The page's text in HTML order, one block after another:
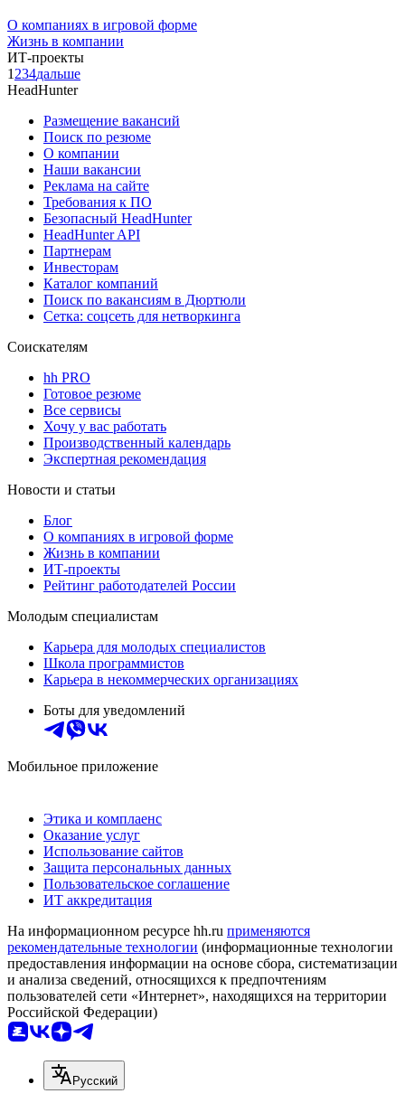
О компаниях в игровой форме
Жизнь в компании
ИТ-проекты
1 234дальше
HeadHunter
Размещение вакансий
Поиск по резюме
О компании
Наши вакансии
Реклама на сайте
Требования к ПО
Безопасный HeadHunter
HeadHunter API
Партнерам
Инвесторам
Каталог компаний
Поиск по вакансиям в Дюртюли
Сетка: соцсеть для нетворкинга
Соискателям
hh PRO
Готовое резюме
Все сервисы
Хочу у вас работать
Производственный календарь
Экспертная рекомендация
Новости и статьи
Блог
О компаниях в игровой форме
Жизнь в компании
ИТ-проекты
Рейтинг работодателей России
Молодым специалистам
Карьера для молодых специалистов
Школа программистов
Карьера в некоммерческих организациях
Боты для уведомлений
Мобильное приложение
Этика и комплаенс
Оказание услуг
Использование сайтов
Защита персональных данных
Пользовательское соглашение
ИТ аккредитация
На информационном ресурсе hh.ru применяются
рекомендательные технологии (информационные технологии
предоставления информации на основе сбора, систематизации
и анализа сведений, относящихся к предпочтениям
пользователей сети «Интернет», находящихся на территории
Российской Федерации)
Русский